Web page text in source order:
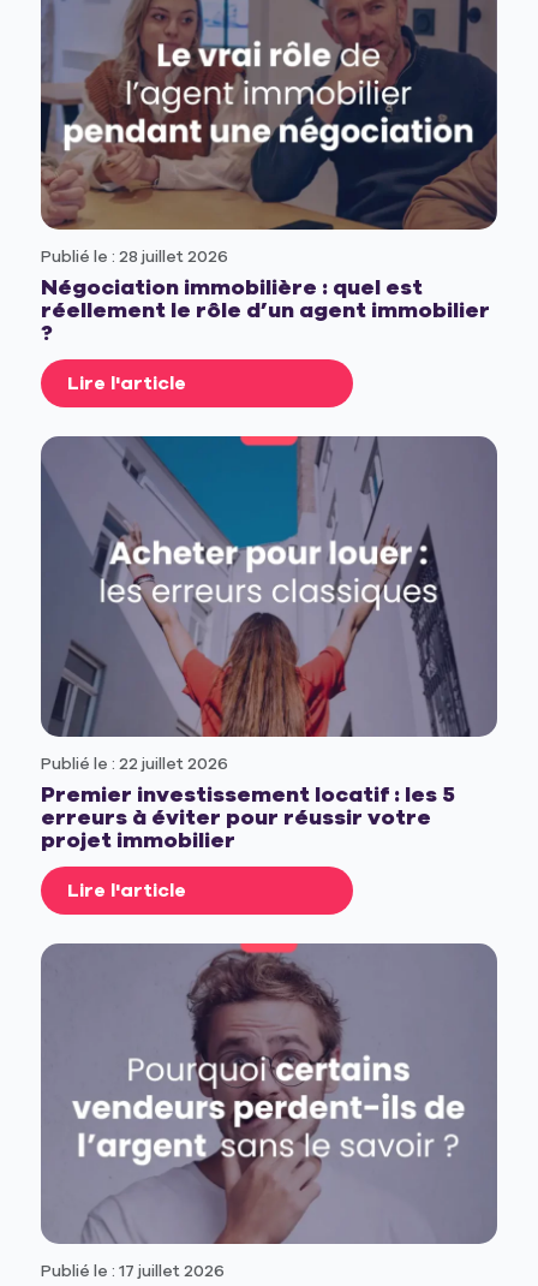
Publié le : 28 juillet 2026
Négociation immobilière : quel est
réellement le rôle d’un agent immobilier
?
Lire l'article
Publié le : 22 juillet 2026
Premier investissement locatif : les 5
erreurs à éviter pour réussir votre
projet immobilier
Lire l'article
Publié le : 17 juillet 2026